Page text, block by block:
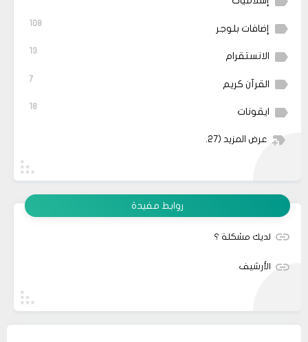
إضافات بلوجر 108
الانستقرام 13
القرآن كريم 7
ايقونات 18
عرض المزيد (27)
روابط مفيدة
لديك مشكلة ؟
الأرشيف